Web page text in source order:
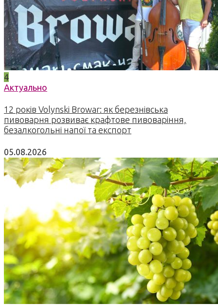
4
Актуально
12 років Volynski Browar: як березнівська
пивоварня розвиває крафтове пивоваріння,
безалкогольні напої та експорт
05.08.2026